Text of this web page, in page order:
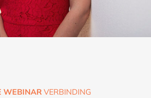
WEBINARVERBINDING